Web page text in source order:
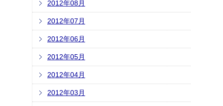
2012年08月
2012年07月
2012年06月
2012年05月
2012年04月
2012年03月